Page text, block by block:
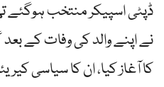
ڈپٹی اسپیکر منتخب ہوگئے
نے اپنے والد کی وفات کے
کا آغاز کیا، ان کا سیاسی